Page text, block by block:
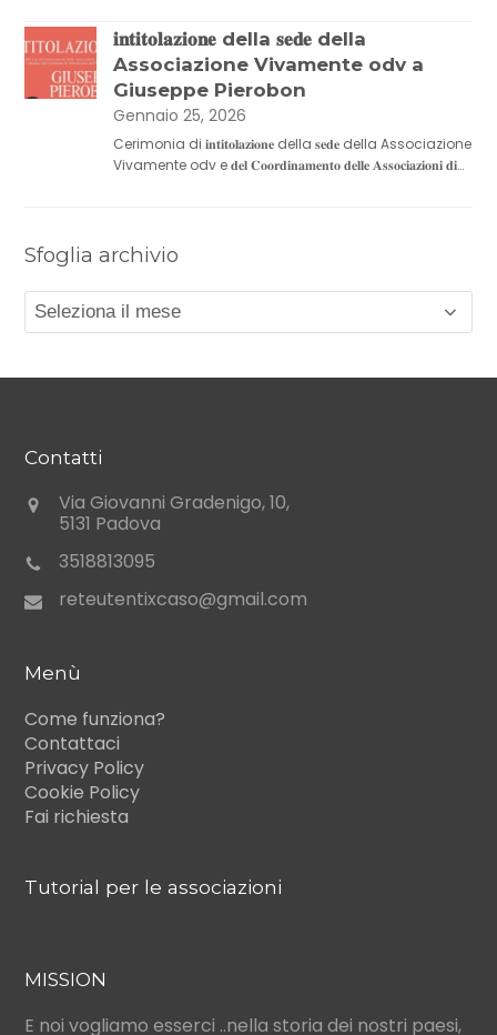
𝐢𝐧𝐭𝐢𝐭𝐨𝐥𝐚𝐳𝐢𝐨𝐧𝐞 della 𝐬𝐞𝐝𝐞 della
Associazione Vivamente odv a
Giuseppe Pierobon
Gennaio 25, 2026
Cerimonia di 𝐢𝐧𝐭𝐢𝐭𝐨𝐥𝐚𝐳𝐢𝐨𝐧𝐞 della 𝐬𝐞𝐝𝐞 della Associazione
Vivamente odv e 𝐝𝐞𝐥 𝐂𝐨𝐨𝐫𝐝𝐢𝐧𝐚𝐦𝐞𝐧𝐭𝐨 𝐝𝐞𝐥𝐥𝐞 𝐀𝐬𝐬𝐨𝐜𝐢𝐚𝐳𝐢𝐨𝐧𝐢 𝐝𝐢…
Sfoglia archivio
Sfoglia
archivio
Contatti
Via Giovanni Gradenigo, 10,
5131 Padova
3518813095
reteutentixcaso@gmail.com
Menù
Come funziona?
Contattaci
Privacy Policy
Cookie Policy
Fai richiesta
Tutorial per le associazioni
MISSION
E noi vogliamo esserci ..nella storia dei nostri paesi,